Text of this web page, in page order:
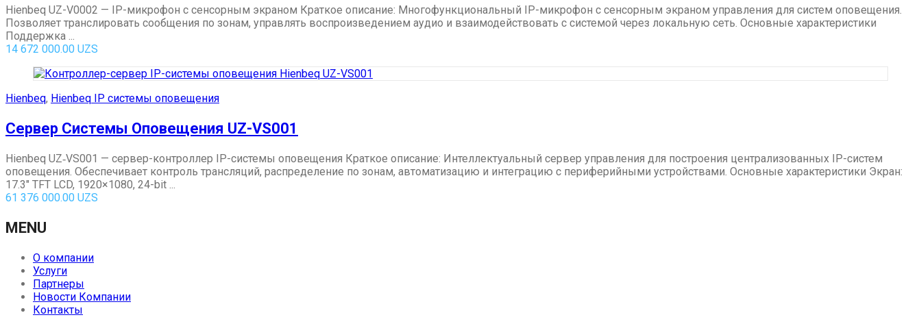
Hienbeq UZ-V0002 — IP-микрофон с сенсорным экраном Краткое описание: Многофункциональный IP-микрофон с сенсорным экраном управления для систем оповещения.
Позволяет транслировать сообщения по зонам, управлять воспроизведением аудио и взаимодействовать с системой через локальную сеть. Основные характеристики
Поддержка ...
14 672 000.00 UZS
Hienbeq, Hienbeq IP системы оповещения
Сервер Системы Оповещения UZ-VS001
Hienbeq UZ‑VS001 — сервер-контроллер IP-системы оповещения Краткое описание: Интеллектуальный сервер управления для построения централизованных IP-систем
оповещения. Обеспечивает контроль трансляций, распределение по зонам, автоматизацию и интеграцию с периферийными устройствами. Основные характеристики Экран:
17.3″ TFT LCD, 1920×1080, 24-bit ...
61 376 000.00 UZS
MENU
О компании
Услуги
Партнеры
Новости Компании
Контакты